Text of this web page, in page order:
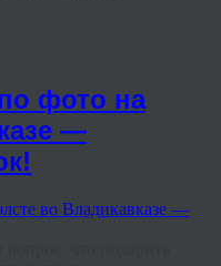
фото на
—